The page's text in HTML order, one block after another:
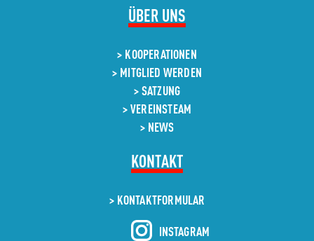
ÜBER UNSÜBERSPRINGEN
KOOPERATIONEN
MITGLIED WERDEN
SATZUNG
VEREINSTEAM
NEWS
KONTAKT
KONTAKT­FORMULAR
INSTAGRAM